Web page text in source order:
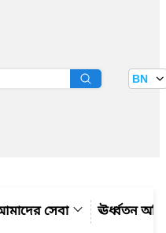
BN
সেবা ঊর্ধ্বতন